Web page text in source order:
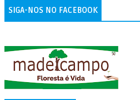
SIGA-NOS NO FACEBOOK